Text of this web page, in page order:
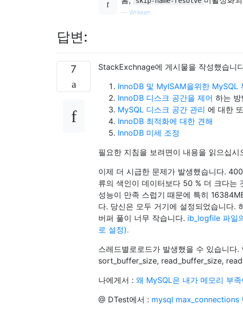
— Wrikken
답변:
7
StackExchnage에 게시물을 작성했습니
InnoDB 및 MyISAM을위한 MySQL
InnoDB 디스크 공간을 제어 하는 방
MySQL 디스크 공간 관리 에 대한
InnoDB 최적화에 대한 견해
InnoDB 미세 조정
필요한 지침을 보려면이 내용을 읽으십시
이제 더 시급한 문제가 발생했습니다.
류의 색인이 데이터보다 50 % 더 크다는
성능이 만족 스럽기 때문에 특히
다. 당신은 모두 거기에 설정되었습니다.
버퍼 풀이 너무 작습니다. ib_logfile 파일
로 설정).
스레드별로로드가 발생했을 수 있습니
sort_buffer_size, read_buffer_size,
나에게서 : 왜 MySQL은 내가 메모리 부
@ DTest에서 : mysql max_connections